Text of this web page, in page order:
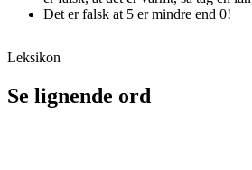
Det er falsk at 5 er mindre end 0!
Leksikon
Se lignende ord